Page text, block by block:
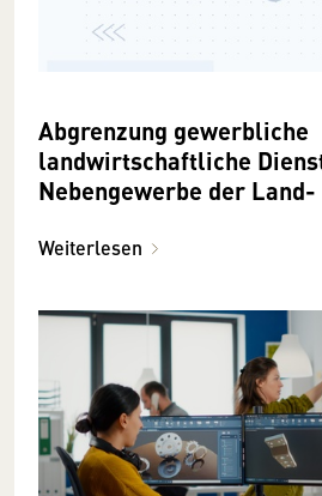
Abgrenzung gewerbliche
landwirtschaftliche
Nebengewerbe der Land-
Nachbarschaftshilfe)
Weiterlesen